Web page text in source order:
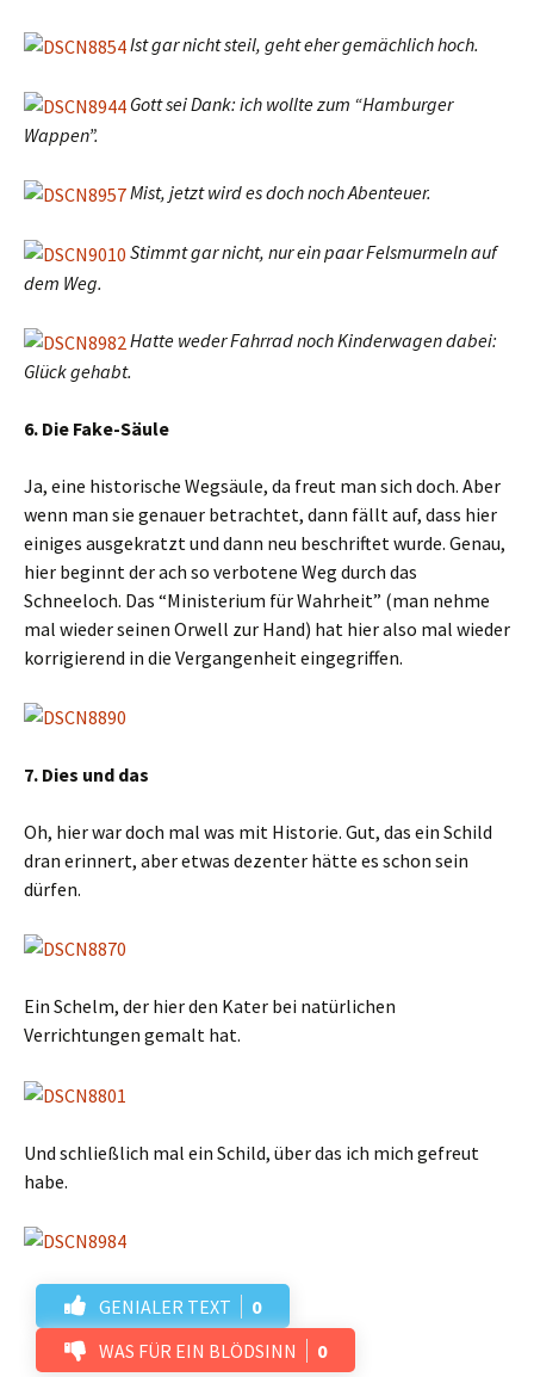
Ist gar nicht steil, geht eher gemächlich hoch.
Gott sei Dank: ich wollte zum “Hamburger
Wappen”.
Mist, jetzt wird es doch noch Abenteuer.
Stimmt gar nicht, nur ein paar Felsmurmeln auf
dem Weg.
Hatte weder Fahrrad noch Kinderwagen dabei:
Glück gehabt.
6. Die Fake-Säule
Ja, eine historische Wegsäule, da freut man sich doch. Aber
wenn man sie genauer betrachtet, dann fällt auf, dass hier
einiges ausgekratzt und dann neu beschriftet wurde. Genau,
hier beginnt der ach so verbotene Weg durch das
Schneeloch. Das “Ministerium für Wahrheit” (man nehme
mal wieder seinen Orwell zur Hand) hat hier also mal wieder
korrigierend in die Vergangenheit eingegriffen.
7. Dies und das
Oh, hier war doch mal was mit Historie. Gut, das ein Schild
dran erinnert, aber etwas dezenter hätte es schon sein
dürfen.
Ein Schelm, der hier den Kater bei natürlichen
Verrichtungen gemalt hat.
Und schließlich mal ein Schild, über das ich mich gefreut
habe.
GENIALER TEXT
0
WAS FÜR EIN BLÖDSINN
0